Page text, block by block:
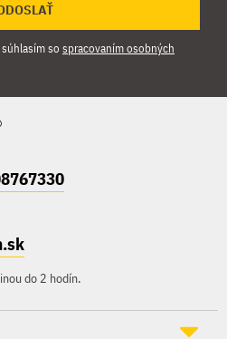
so spracovaním osobných
do 2 hodín.